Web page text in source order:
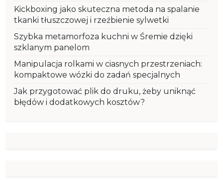
Kickboxing jako skuteczna metoda na spalanie
tkanki tłuszczowej i rzeźbienie sylwetki
Szybka metamorfoza kuchni w Śremie dzięki
szklanym panelom
Manipulacja rolkami w ciasnych przestrzeniach:
kompaktowe wózki do zadań specjalnych
Jak przygotować plik do druku, żeby uniknąć
błędów i dodatkowych kosztów?